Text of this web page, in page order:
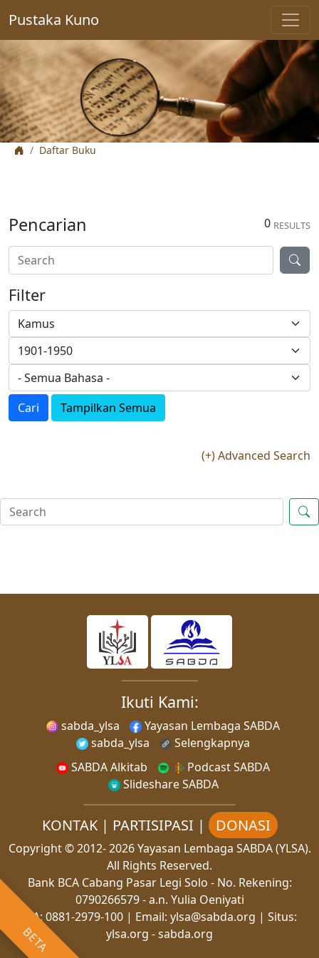
BETA
Pustaka Kuno
Daftar Buku
0 RESULTS
Pencarian
Filter
Cari Tampilkan Semua
(+) Advanced Search
Ikuti Kami:
sabda_ylsa
Yayasan Lembaga SABDA
sabda_ylsa
Selengkapnya
SABDA Alkitab
Podcast SABDA
Slideshare SABDA
KONTAK| PARTISIPASI | DONASI
Copyright© 2012-2026Yayasan Lembaga SABDA (YLSA).
All Rights Reserved.
Bank BCA Cabang Pasar Legi Solo - No. Rekening:
0790266579 - a.n. Yulia Oeniyati
WA: 0881-2979-100| Email: ylsa@sabda.org | Situs:
ylsa.org -sabda.org